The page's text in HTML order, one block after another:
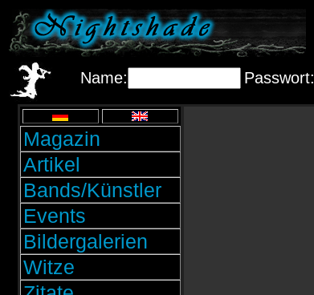
Name: Passwort:
Magazin
Artikel
Bands/Künstler
Events
Bildergalerien
Witze